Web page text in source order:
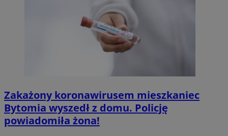
Zakażony koronawirusem mieszkaniec
Bytomia wyszedł z domu. Policję
powiadomiła żona!